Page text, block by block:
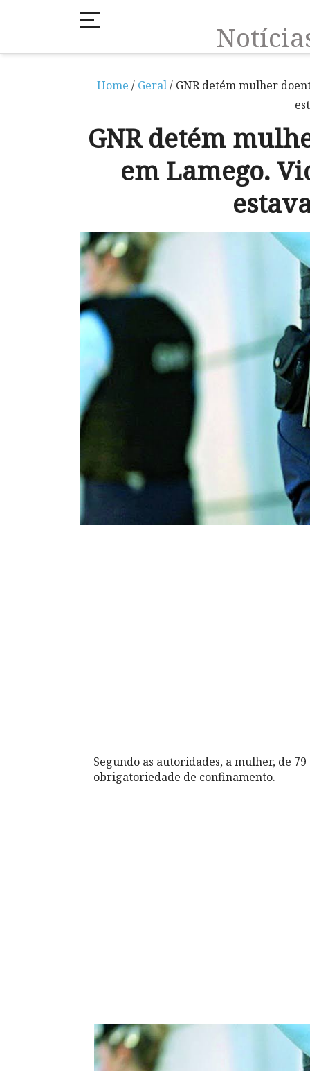
Home / Geral/ GNR detém mulher
GNR detém
em Lamego.
Segundo as autoridades, a mulher, de
obrigatoriedade de confinamento.